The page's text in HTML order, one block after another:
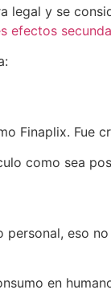
legal y se
efectos
Finaplix. Fue
como sea
eso
en